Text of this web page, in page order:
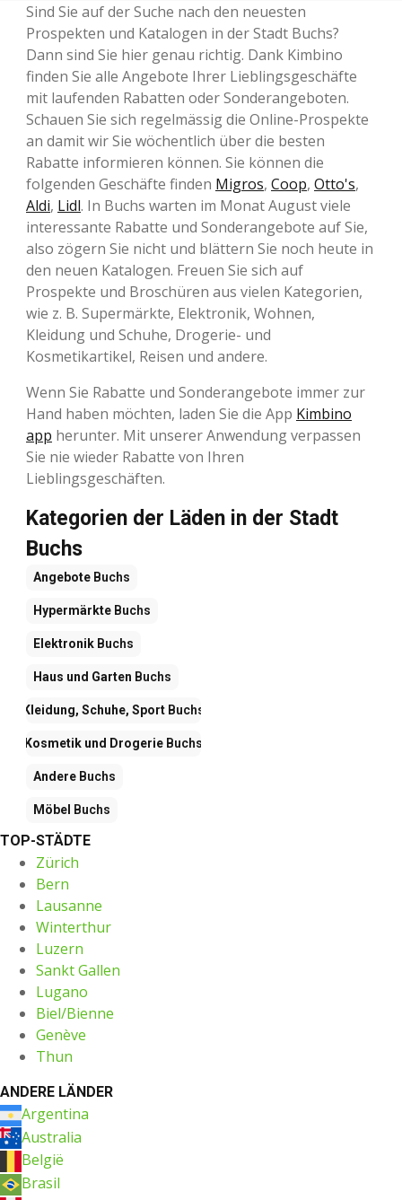
Sind Sie auf der Suche nach den neuesten
Prospekten und Katalogen in der Stadt Buchs?
Dann sind Sie hier genau richtig. Dank Kimbino
finden Sie alle Angebote Ihrer Lieblingsgeschäfte
mit laufenden Rabatten oder Sonderangeboten.
Schauen Sie sich regelmässig die Online-Prospekte
an damit wir Sie wöchentlich über die besten
Rabatte informieren können. Sie können die
folgenden Geschäfte finden Migros, Coop, Otto's,
Aldi, Lidl. In Buchs warten im Monat August viele
interessante Rabatte und Sonderangebote auf Sie,
also zögern Sie nicht und blättern Sie noch heute in
den neuen Katalogen. Freuen Sie sich auf
Prospekte und Broschüren aus vielen Kategorien,
wie z. B. Supermärkte, Elektronik, Wohnen,
Kleidung und Schuhe, Drogerie- und
Kosmetikartikel, Reisen und andere.
Wenn Sie Rabatte und Sonderangebote immer zur
Hand haben möchten, laden Sie die App Kimbino
app herunter. Mit unserer Anwendung verpassen
Sie nie wieder Rabatte von Ihren
Lieblingsgeschäften.
Kategorien der Läden in der Stadt
Buchs
Angebote Buchs
Hypermärkte Buchs
Elektronik Buchs
Haus und Garten Buchs
Kleidung, Schuhe, Sport Buchs
Kosmetik und Drogerie Buchs
Andere Buchs
Möbel Buchs
TOP-STÄDTE
Zürich
Bern
Lausanne
Winterthur
Luzern
Sankt Gallen
Lugano
Biel/Bienne
Genève
Thun
ANDERE LÄNDER
Argentina
Australia
België
Brasil